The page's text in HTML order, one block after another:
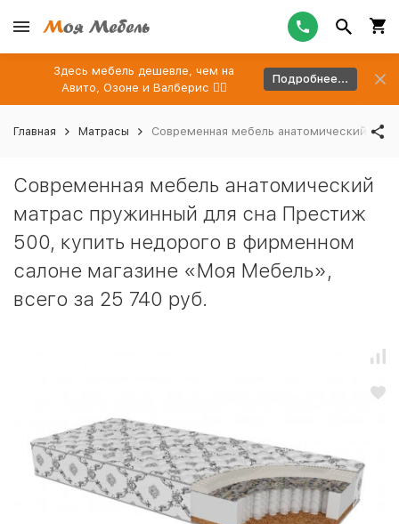
Здесь мебель дешевле, чем на
Авито, Озоне и Валберис 👉🏻
Подробнее...
Главная Матрасы Современная мебель анатомический
Современная мебель анатомический
матрас пружинный для сна Престиж
500, купить недорого в фирменном
салоне магазине «Моя Мебель»,
всего за 25 740 руб.